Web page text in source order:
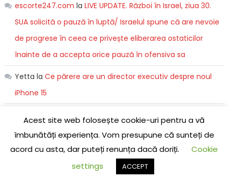
escorte247.com la LIVE UPDATE. Război în Israel, ziua 30.
SUA solicită o pauză în luptă/ Israelul spune că are nevoie
de progrese în ceea ce privește eliberarea ostaticilor
înainte de a accepta orice pauză în ofensiva sa
Yetta la Ce părere are un director executiv despre noul
iPhone 15
LIVE UPDATE. Ziua 529 de război. Sunt raportate
atacuri rusești cu rachete balistice şi hipersonice în toată
Ucraina. Maria Zaharova a jurat răzbunare/ Universitatea
de Economie și Comerț din Donețk a fost atacată/ Ruşii
Acest site web folosește cookie-uri pentru a vă
îmbunătăți experiența. Vom presupune că sunteți de
acord cu asta, dar puteți renunța dacă doriți.
Cookie
settings
ACCEPT